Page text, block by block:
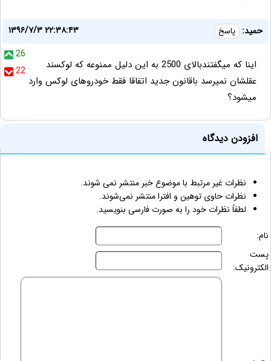
حمید: پاسخ
۱۳۹۶/۷/۳ ۲۲:۳۸:۴۳
26
22
اینا که میگفتندبالای 2500 به این دلیل ممنوعه که لوکسند
عقلشان نمیرسد باقانون جدید اتفاقا فقط خودروهای لوکس وارد
میشود؟
افزودن دیدگاه
نظرات غیر مرتبط با موضوع خبر منتشر نمی شوند.
نظرات حاوی توهین و افترا منتشر نمی‌شوند.
لطفاً نظرات خود را به صورت فارسی بنویسید.
نام:
پست
الکترونیک: